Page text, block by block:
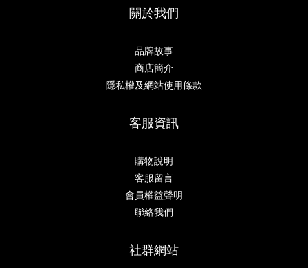
關於我們
品牌故事
商店簡介
隱私權及網站使用條款
客服資訊
購物說明
客服留言
會員權益聲明
聯絡我們
社群網站